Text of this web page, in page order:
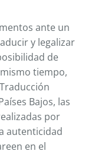
ante un
y legalizar
de
tiempo,
Bajos, las
por
autenticidad
en el